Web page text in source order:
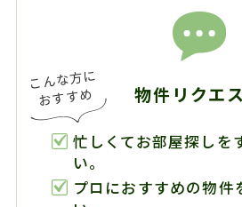
物件リクエ
忙しくてお部屋探しを
い。
プロにおすすめの物件